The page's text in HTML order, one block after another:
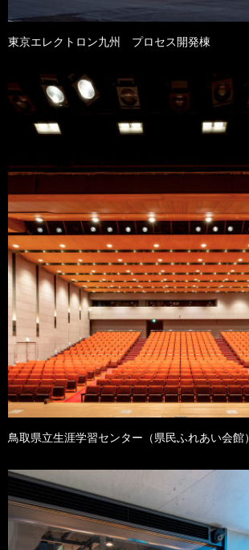
東京エレクトロン九州 プロセス開発棟
鳥取県立生涯学習センター（県民ふれあい会館）